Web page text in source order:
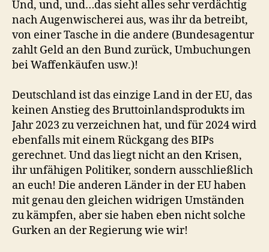
Und, und, und…das sieht alles sehr verdächtig
nach Augenwischerei aus, was ihr da betreibt,
von einer Tasche in die andere (Bundesagentur
zahlt Geld an den Bund zurück, Umbuchungen
bei Waffenkäufen usw.)!
Deutschland ist das einzige Land in der EU, das
keinen Anstieg des Bruttoinlandsprodukts im
Jahr 2023 zu verzeichnen hat, und für 2024 wird
ebenfalls mit einem Rückgang des BIPs
gerechnet. Und das liegt nicht an den Krisen,
ihr unfähigen Politiker, sondern ausschließlich
an euch! Die anderen Länder in der EU haben
mit genau den gleichen widrigen Umständen
zu kämpfen, aber sie haben eben nicht solche
Gurken an der Regierung wie wir!